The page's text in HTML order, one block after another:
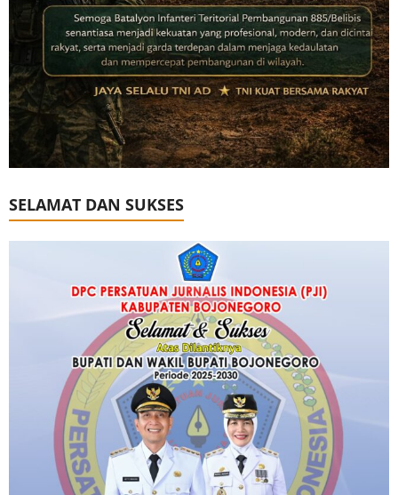
SELAMAT DAN SUKSES